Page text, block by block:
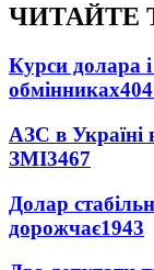
ЧИТАЙТЕ
Курси долара
обмінниках
АЗС в Україні
ЗМІ3467
Долар
дорожчає1943